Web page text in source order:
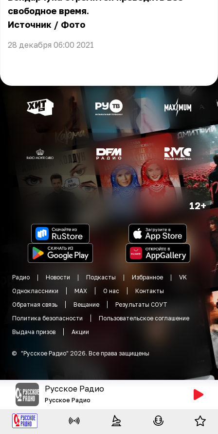
свободное время.
Источник / Фото
28 декабря 06:00 2021
12+
Радио Новости Подкасты Избранное
VK
Одноклассники
MAX О нас
Контакты
Обратная связь
Вещание
Результаты СОУТ
Политика безопасности
Пользовательское соглашение
Выдача призов
Акции
© "Русское Радио" 2026. Все права защищены
Русское Радио
Русское Радио